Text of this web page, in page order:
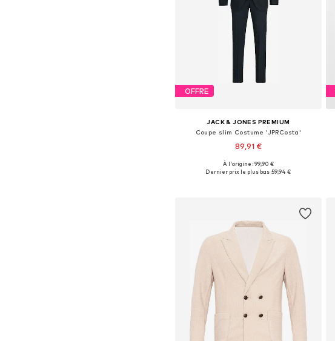
OFFRE
JACK & JONES PREMIUM
Coupe slim Costume 'JPRCosta'
89,91 €
+5
Tailles disponibles: 48, 50, 52, 54, 56
À l'origine : 99,90 €
Dernier prix le plus bas :59,94 €